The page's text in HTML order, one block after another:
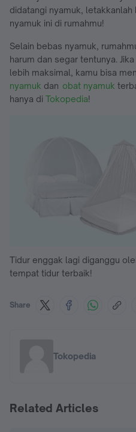
didatangi nyamuk,
nyamuk ini di rumahmu!
Selain bebas nyamuk,
harum dan segar tentunya.
lebih maksimal, kamu bisa
nyamuk dan obat nyamuk
hanya di Tokopedia!
Tidur enggak lagi diganggu
tempat tidur terbaik!
Share
Tokopedia
Related Articles